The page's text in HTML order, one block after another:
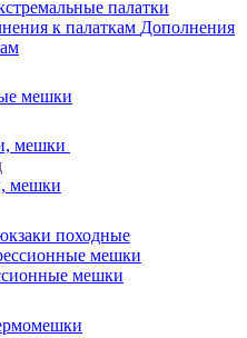
палатки
Дополнения
мешки
мешки
мешки
походные
мешки